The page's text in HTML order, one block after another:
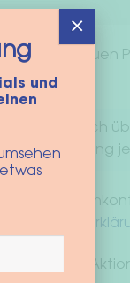
eines neuen
gelegentlich
Abmeldung
ein
und
und
×